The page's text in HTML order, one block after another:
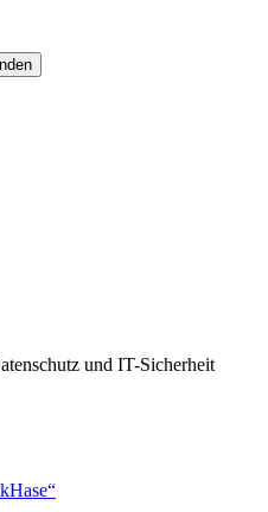
und IT-Sicherheit